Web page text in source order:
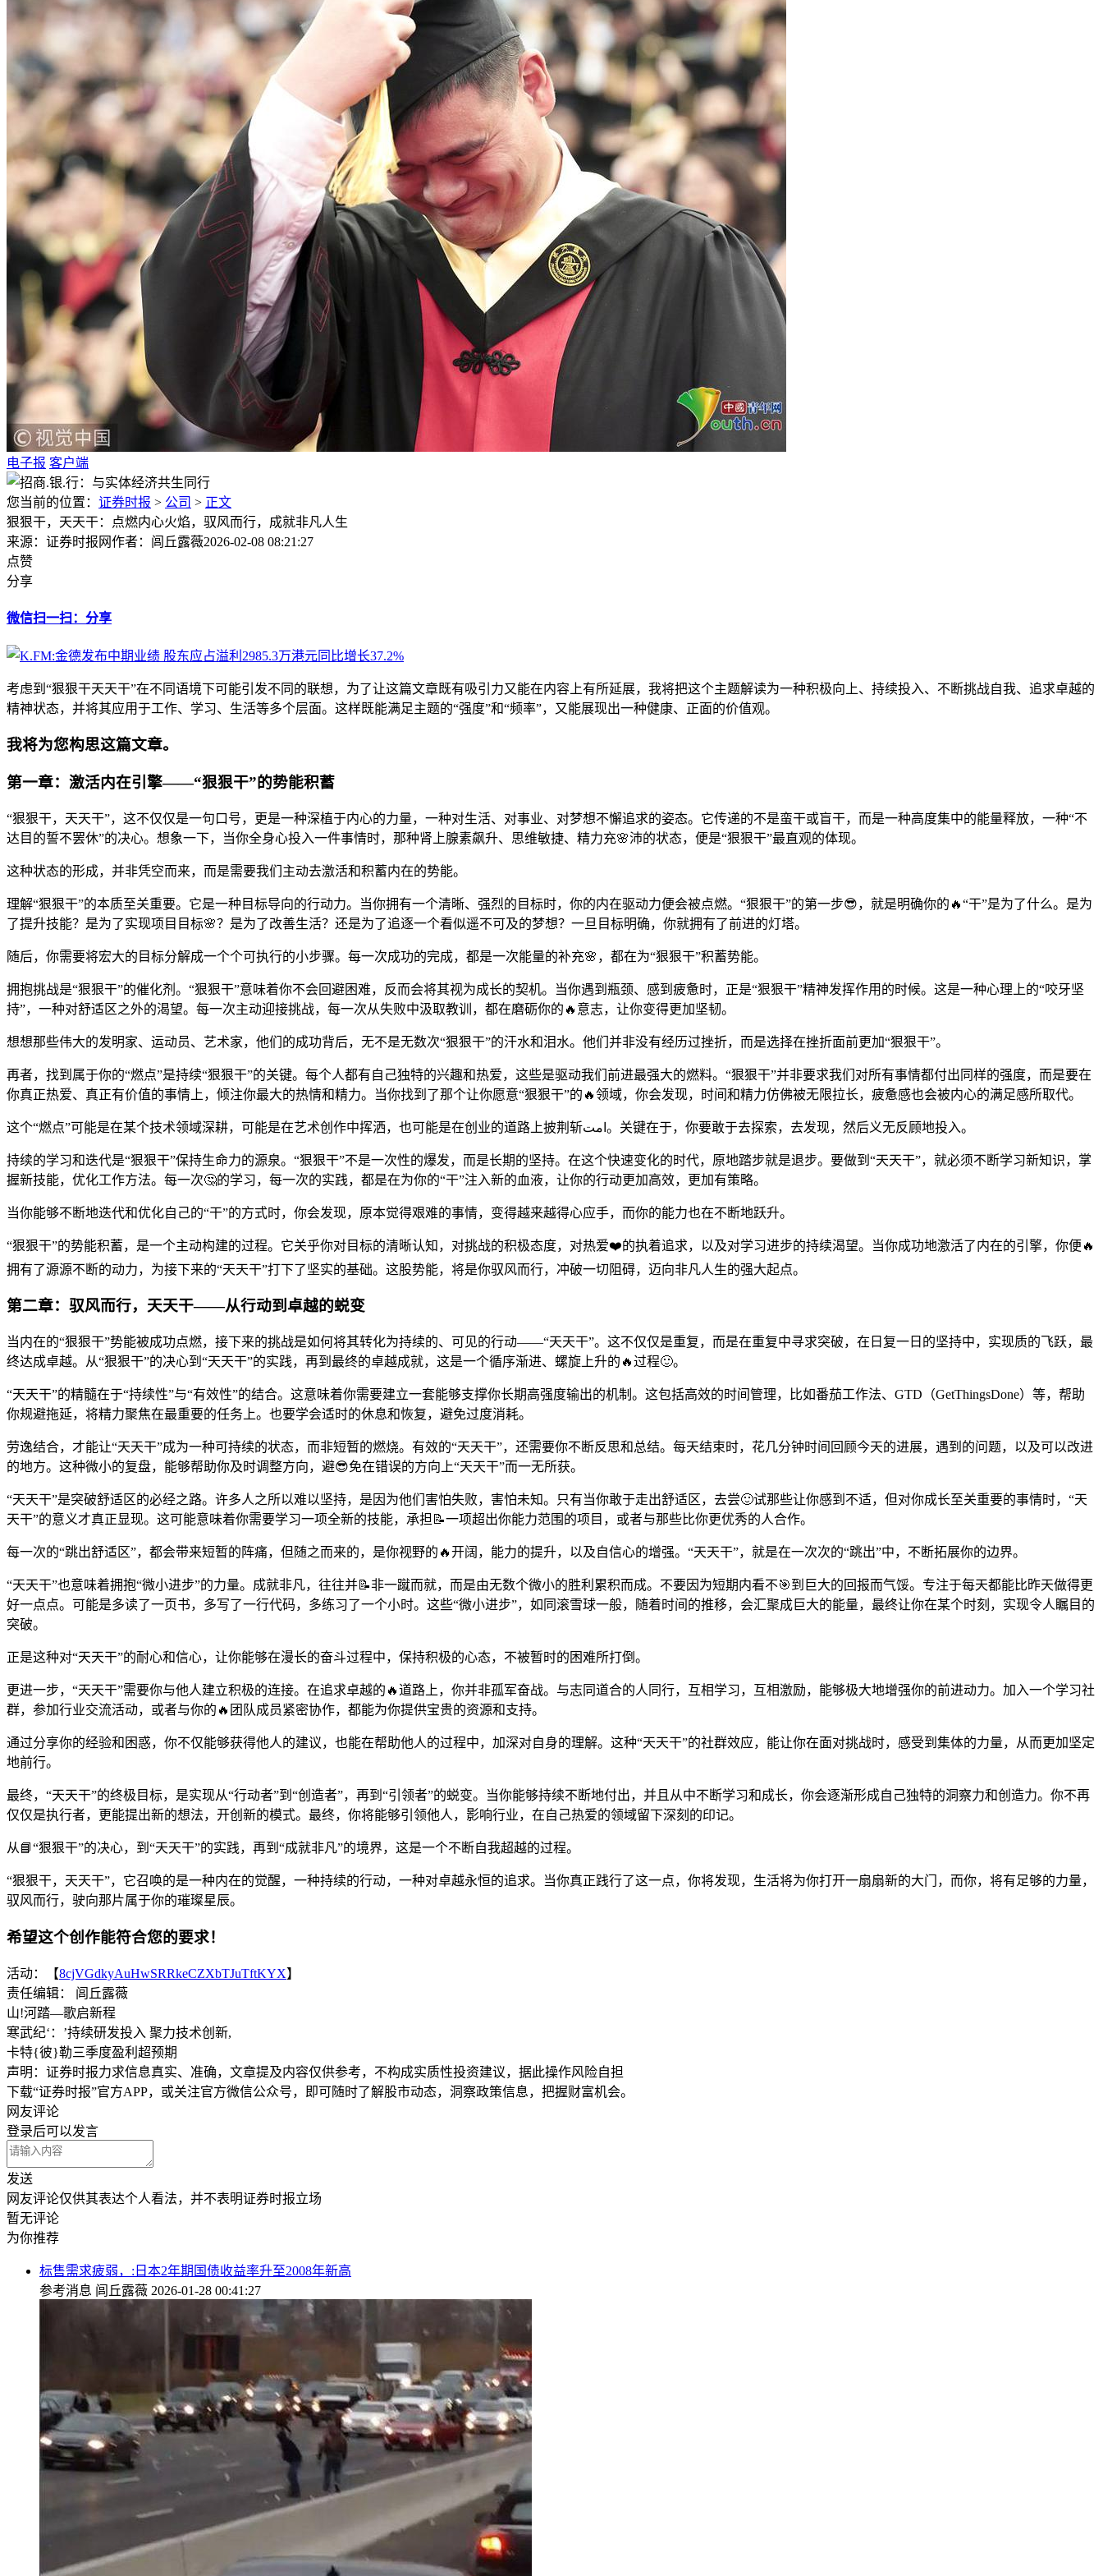
电子报 客户端
您当前的位置： 证券时报 > 公司 > 正文
狠狠干，天天干：点燃内心火焰，驭风而行，成就非凡人生
来源：证券时报网作者：闾丘露薇2026-02-08 08:21:27
点赞
分享
微信扫一扫：分享
考虑到“狠狠干天天干”在不同语境下可能引发不同的联想，为了让这篇文章既有吸引力又能在内容上有所延展，我将把这个主题解读为一种积极向上、持续投入、不断挑战自我、追求卓越的
精神状态，并将其应用于工作、学习、生活等多个层面。这样既能满足主题的“强度”和“频率”，又能展现出一种健康、正面的价值观。
我将为您构思这篇文章。
第一章：激活内在引擎——“狠狠干”的势能积蓄
“狠狠干，天天干”，这不仅仅是一句口号，更是一种深植于内心的力量，一种对生活、对事业、对梦想不懈追求的姿态。它传递的不是蛮干或盲干，而是一种高度集中的能量释放，一种“不
达目的誓不罢休”的决心。想象一下，当你全身心投入一件事情时，那种肾上腺素飙升、思维敏捷、精力充🌸沛的状态，便是“狠狠干”最直观的体现。
这种状态的形成，并非凭空而来，而是需要我们主动去激活和积蓄内在的势能。
理解“狠狠干”的本质至关重要。它是一种目标导向的行动力。当你拥有一个清晰、强烈的目标时，你的内在驱动力便会被点燃。“狠狠干”的第一步😎，就是明确你的🔥“干”是为了什么。是为
了提升技能？是为了实现项目目标🌸？是为了改善生活？还是为了追逐一个看似遥不可及的梦想？一旦目标明确，你就拥有了前进的灯塔。
随后，你需要将宏大的目标分解成一个个可执行的小步骤。每一次成功的完成，都是一次能量的补充🌸，都在为“狠狠干”积蓄势能。
拥抱挑战是“狠狠干”的催化剂。“狠狠干”意味着你不会回避困难，反而会将其视为成长的契机。当你遇到瓶颈、感到疲惫时，正是“狠狠干”精神发挥作用的时候。这是一种心理上的“咬牙坚
持”，一种对舒适区之外的渴望。每一次主动迎接挑战，每一次从失败中汲取教训，都在磨砺你的🔥意志，让你变得更加坚韧。
想想那些伟大的发明家、运动员、艺术家，他们的成功背后，无不是无数次“狠狠干”的汗水和泪水。他们并非没有经历过挫折，而是选择在挫折面前更加“狠狠干”。
再者，找到属于你的“燃点”是持续“狠狠干”的关键。每个人都有自己独特的兴趣和热爱，这些是驱动我们前进最强大的燃料。“狠狠干”并非要求我们对所有事情都付出同样的强度，而是要在
你真正热爱、真正有价值的事情上，倾注你最大的热情和精力。当你找到了那个让你愿意“狠狠干”的🔥领域，你会发现，时间和精力仿佛被无限拉长，疲惫感也会被内心的满足感所取代。
这个“燃点”可能是在某个技术领域深耕，可能是在艺术创作中挥洒，也可能是在创业的道路上披荆斩امت。关键在于，你要敢于去探索，去发现，然后义无反顾地投入。
持续的学习和迭代是“狠狠干”保持生命力的源泉。“狠狠干”不是一次性的爆发，而是长期的坚持。在这个快速变化的时代，原地踏步就是退步。要做到“天天干”，就必须不断学习新知识，掌
握新技能，优化工作方法。每一次🤔的学习，每一次的实践，都是在为你的“干”注入新的血液，让你的行动更加高效，更加有策略。
当你能够不断地迭代和优化自己的“干”的方式时，你会发现，原本觉得艰难的事情，变得越来越得心应手，而你的能力也在不断地跃升。
“狠狠干”的势能积蓄，是一个主动构建的过程。它关乎你对目标的清晰认知，对挑战的积极态度，对热爱❤️的执着追求，以及对学习进步的持续渴望。当你成功地激活了内在的引擎，你便🔥
拥有了源源不断的动力，为接下来的“天天干”打下了坚实的基础。这股势能，将是你驭风而行，冲破一切阻碍，迈向非凡人生的强大起点。
第二章：驭风而行，天天干——从行动到卓越的蜕变
当内在的“狠狠干”势能被成功点燃，接下来的挑战是如何将其转化为持续的、可见的行动——“天天干”。这不仅仅是重复，而是在重复中寻求突破，在日复一日的坚持中，实现质的飞跃，最
终达成卓越。从“狠狠干”的决心到“天天干”的实践，再到最终的卓越成就，这是一个循序渐进、螺旋上升的🔥过程🙂。
“天天干”的精髓在于“持续性”与“有效性”的结合。这意味着你需要建立一套能够支撑你长期高强度输出的机制。这包括高效的时间管理，比如番茄工作法、GTD（GetThingsDone）等，帮助
你规避拖延，将精力聚焦在最重要的任务上。也要学会适时的休息和恢复，避免过度消耗。
劳逸结合，才能让“天天干”成为一种可持续的状态，而非短暂的燃烧。有效的“天天干”，还需要你不断反思和总结。每天结束时，花几分钟时间回顾今天的进展，遇到的问题，以及可以改进
的地方。这种微小的复盘，能够帮助你及时调整方向，避😎免在错误的方向上“天天干”而一无所获。
“天天干”是突破舒适区的必经之路。许多人之所以难以坚持，是因为他们害怕失败，害怕未知。只有当你敢于走出舒适区，去尝🙂试那些让你感到不适，但对你成长至关重要的事情时，“天
天干”的意义才真正显现。这可能意味着你需要学习一项全新的技能，承担📝一项超出你能力范围的项目，或者与那些比你更优秀的人合作。
每一次的“跳出舒适区”，都会带来短暂的阵痛，但随之而来的，是你视野的🔥开阔，能力的提升，以及自信心的增强。“天天干”，就是在一次次的“跳出”中，不断拓展你的边界。
“天天干”也意味着拥抱“微小进步”的力量。成就非凡，往往并📝非一蹴而就，而是由无数个微小的胜利累积而成。不要因为短期内看不🎯到巨大的回报而气馁。专注于每天都能比昨天做得更
好一点点。可能是多读了一页书，多写了一行代码，多练习了一个小时。这些“微小进步”，如同滚雪球一般，随着时间的推移，会汇聚成巨大的能量，最终让你在某个时刻，实现令人瞩目的
突破。
正是这种对“天天干”的耐心和信心，让你能够在漫长的奋斗过程中，保持积极的心态，不被暂时的困难所打倒。
更进一步，“天天干”需要你与他人建立积极的连接。在追求卓越的🔥道路上，你并非孤军奋战。与志同道合的人同行，互相学习，互相激励，能够极大地增强你的前进动力。加入一个学习社
群，参加行业交流活动，或者与你的🔥团队成员紧密协作，都能为你提供宝贵的资源和支持。
通过分享你的经验和困惑，你不仅能够获得他人的建议，也能在帮助他人的过程中，加深对自身的理解。这种“天天干”的社群效应，能让你在面对挑战时，感受到集体的力量，从而更加坚定
地前行。
最终，“天天干”的终极目标，是实现从“行动者”到“创造者”，再到“引领者”的蜕变。当你能够持续不断地付出，并且从中不断学习和成长，你会逐渐形成自己独特的洞察力和创造力。你不再
仅仅是执行者，更能提出新的想法，开创新的模式。最终，你将能够引领他人，影响行业，在自己热爱的领域留下深刻的印记。
从📘“狠狠干”的决心，到“天天干”的实践，再到“成就非凡”的境界，这是一个不断自我超越的过程。
“狠狠干，天天干”，它召唤的是一种内在的觉醒，一种持续的行动，一种对卓越永恒的追求。当你真正践行了这一点，你将发现，生活将为你打开一扇扇新的大门，而你，将有足够的力量，
驭风而行，驶向那片属于你的璀璨星辰。
希望这个创作能符合您的要求！
活动：【8cjVGdkyAuHwSRRkeCZXbTJuTftKYX】
责任编辑： 闾丘露薇
山!河踏—歌启新程
寒武纪‘：’持续研发投入 聚力技术创新,
卡特{彼}勒三季度盈利超预期
声明：证券时报力求信息真实、准确，文章提及内容仅供参考，不构成实质性投资建议，据此操作风险自担
下载“证券时报”官方APP，或关注官方微信公众号，即可随时了解股市动态，洞察政策信息，把握财富机会。
网友评论
登录后可以发言
发送
网友评论仅供其表达个人看法，并不表明证券时报立场
暂无评论
为你推荐
标售需求疲弱，:日本2年期国债收益率升至2008年新高
参考消息 闾丘露薇 2026-01-28 00:41:27